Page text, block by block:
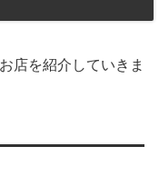
店を紹介していきま